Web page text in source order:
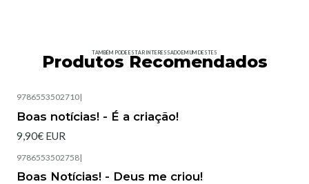
TAMBÉM PODE ESTAR INTERESSADO EM UM DESTES
Produtos Recomendados
9786553502710|
Boas notícias! - É a criação!
9,90€ EUR
9786553502758|
Boas Notícias! - Deus me criou!